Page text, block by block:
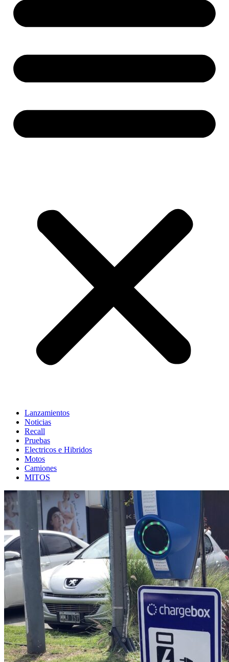
Lanzamientos
Noticias
Recall
Pruebas
Electricos e Hibridos
Motos
Camiones
MITOS